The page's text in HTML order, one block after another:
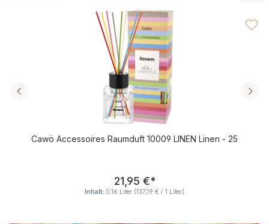
Durchschnittliche Bewertung von 5 von 5 Sternen
Cawö Accessoires Raumduft 10009 LINEN Linen - 25
Regulärer Preis:
21,95 €*
Inhalt: 0.16 Liter (137,19 € / 1 Liter)